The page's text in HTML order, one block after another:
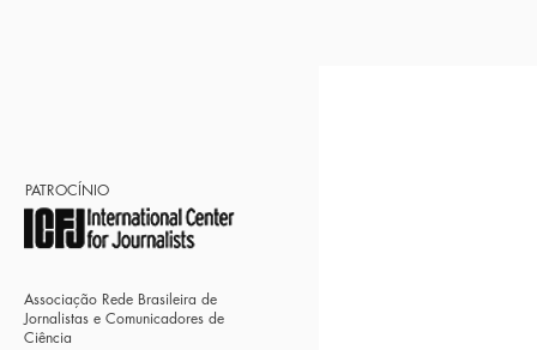
PATROCÍNIO
Associação Rede Brasileira de
Jornalistas e Comunicadores de
Ciência